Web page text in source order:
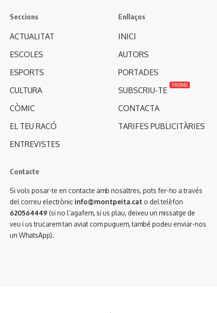
Seccions
ACTUALITAT
ESCOLES
ESPORTS
CULTURA
CÒMIC
EL TEU RACÓ
ENTREVISTES
Enllaços
INICI
AUTORS
PORTADES
SUBSCRIU-TE
PROMO
CONTACTA
TARIFES PUBLICITÀRIES
Contacte
Si vols posar-te en contacte amb nosaltres, pots fer-ho a través
del correu electrònic info@montpeita.cat o del telèfon
620564449 (si no l’agafem, si us plau, deixeu un missatge de
veu i us trucarem tan aviat com puguem, també podeu enviar-nos
un WhatsApp).